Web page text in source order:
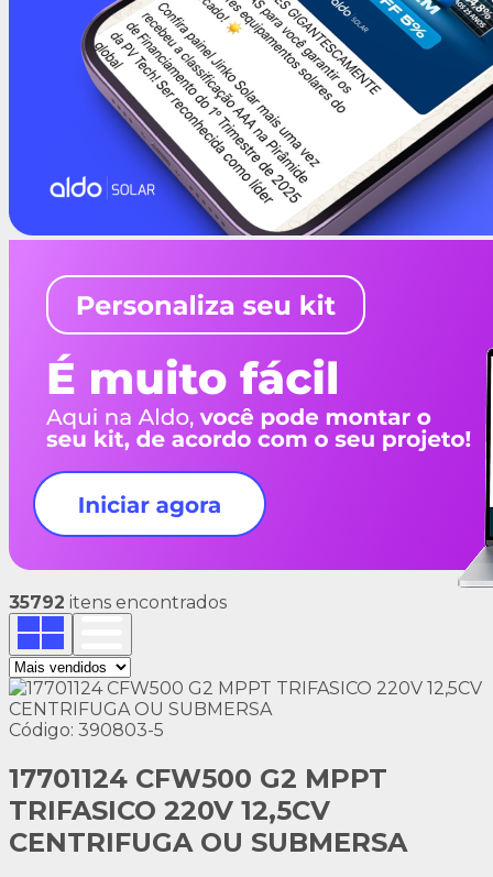
35792 itens encontrados
Código: 390803-5
17701124 CFW500 G2 MPPT
TRIFASICO 220V 12,5CV
CENTRIFUGA OU SUBMERSA